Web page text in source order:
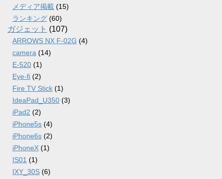
メディア掲載 (15)
ランキング (60)
ガジェット (107)
ARROWS NX F-02G (4)
camera (14)
E-520 (1)
Eye-fi (2)
Fire TV Stick (1)
IdeaPad_U350 (3)
iPad2 (2)
iPhone5s (4)
iPhone6s (2)
iPhoneX (1)
IS01 (1)
IXY_30S (6)